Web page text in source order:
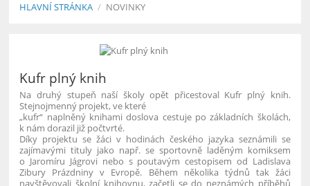
HLAVNÍ STRÁNKA / NOVINKY
Kufr plný knih
Na druhý stupeň naší školy opět přicestoval Kufr plný knih.
Stejnojmenný projekt, ve které
„kufr“ naplněný knihami doslova cestuje po základních školách,
k nám dorazil již počtvrté.
Díky projektu se žáci v hodinách českého jazyka seznámili se
zajímavými tituly jako např. se sportovně laděným komiksem
o Jaromíru Jágrovi nebo s poutavým cestopisem od Ladislava
Zibury Prázdniny v Evropě. Během několika týdnů tak žáci
navštěvovali školní knihovnu, začetli se do neznámých příběhů